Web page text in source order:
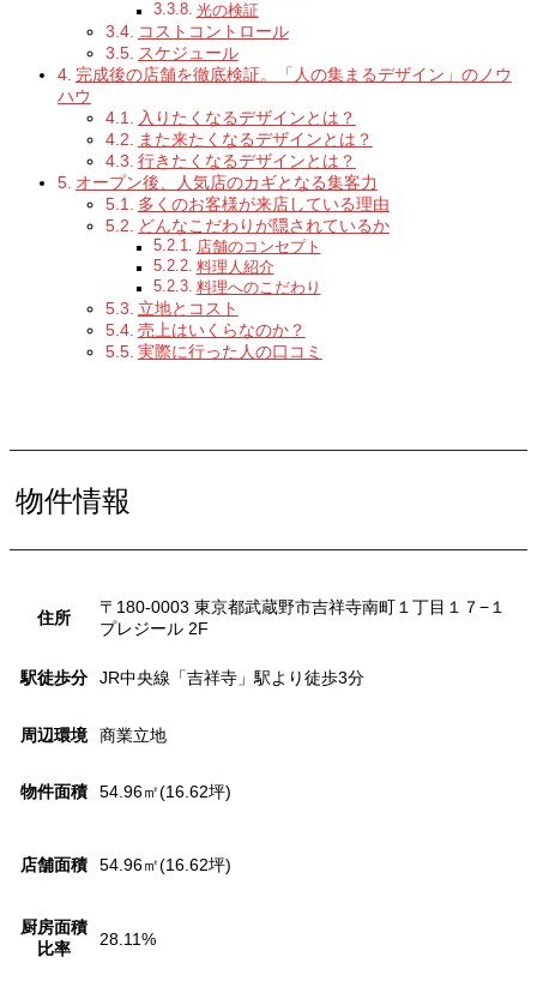
光の検証
コストコントロール
スケジュール
完成後の店舗を徹底検証。「人の集まるデザイン」のノウ
ハウ
入りたくなるデザインとは？
また来たくなるデザインとは？
行きたくなるデザインとは？
オープン後、人気店のカギとなる集客力
多くのお客様が来店している理由
どんなこだわりが隠されているか
店舗のコンセプト
料理人紹介
料理へのこだわり
立地とコスト
売上はいくらなのか？
実際に行った人の口コミ
物件情報
住所
〒180-0003 東京都武蔵野市吉祥寺南町１丁目１７−１
プレジール 2F
駅徒歩分 JR中央線「吉祥寺」駅より徒歩3分
周辺環境 商業立地
物件面積 54.96㎡(16.62坪)
店舗面積 54.96㎡(16.62坪)
厨房面積
比率
28.11%